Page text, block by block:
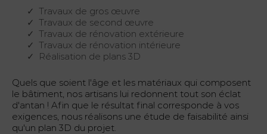
Travaux de gros œuvre
Travaux de second œuvre
Travaux de rénovation extérieure
Travaux de rénovation intérieure
Réalisation de plans 3D
Quels que soient l'âge et les matériaux qui composent
le bâtiment, nos artisans lui redonnent tout son éclat
d'antan ! Afin que le résultat final corresponde à vos
exigences, nous réalisons une étude de faisabilité ainsi
qu'un plan 3D du projet.